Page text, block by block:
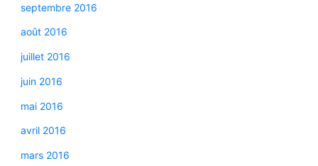
septembre 2016
août 2016
juillet 2016
juin 2016
mai 2016
avril 2016
mars 2016